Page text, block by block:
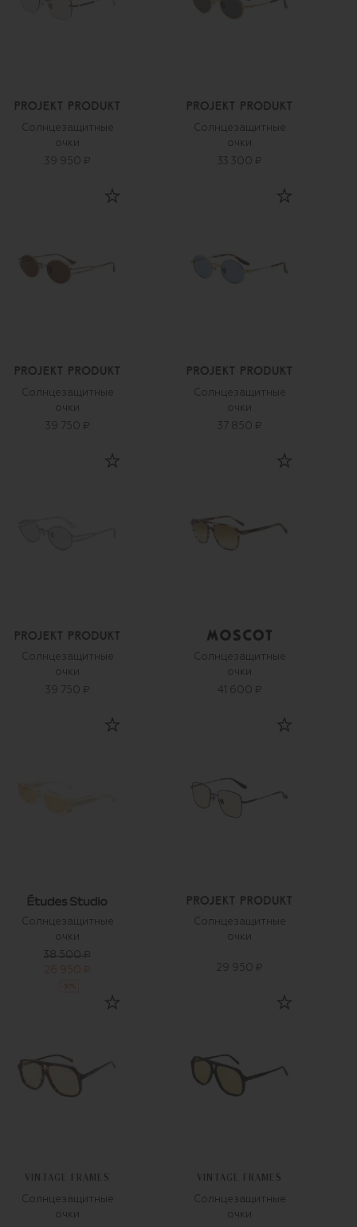
Солнцезащитные
очки
39 950 ₽
Солнцезащитные
очки
33 300 ₽
Солнцезащитные
очки
39 750 ₽
Солнцезащитные
очки
37 850 ₽
Солнцезащитные
очки
39 750 ₽
Солнцезащитные
очки
41 600 ₽
Солнцезащитные
очки
38 500 ₽
26 950 ₽
%
Солнцезащитные
очки
29 950 ₽
VINTAGE FRAMES
Солнцезащитные
очки
VINTAGE FRAMES
Солнцезащитные
очки